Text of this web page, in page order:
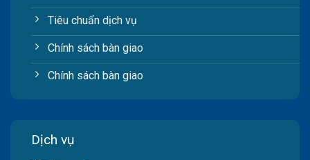
Tiêu chuẩn dịch vụ
Chính sách bàn giao
Chính sách bàn giao
Dịch vụ